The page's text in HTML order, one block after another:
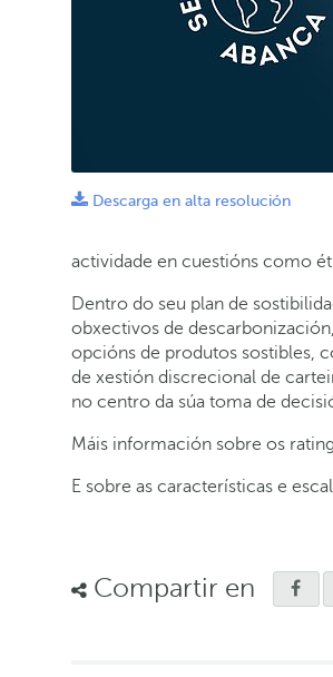
Descarga en alta resolución
actividade en cuestións como
Dentro do seu plan de
obxectivos de
opcións de produtos sostibles,
de xestión discrecional de
no centro da súa toma de
Máis información sobre os
E sobre as características e
Compartir en